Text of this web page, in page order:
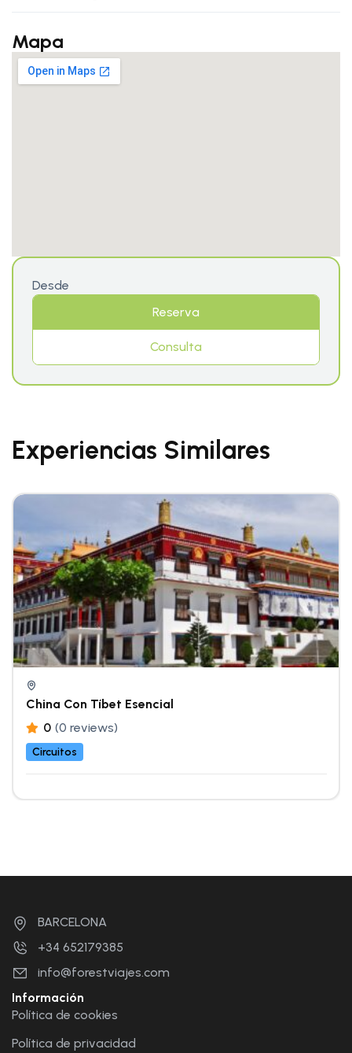
Mapa
Desde
Reserva
Consulta
Experiencias Similares
China Con Tíbet Esencial
0 (0 reviews)
Circuitos
BARCELONA
+34 652179385
info@forestviajes.com
Información
Política de cookies
Política de privacidad